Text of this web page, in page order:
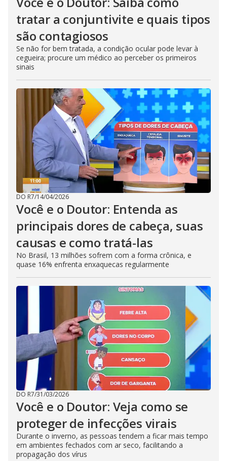
tratar a conjuntivite e quais tipos
são contagiosos
Se não for bem tratada, a condição ocular pode levar à
cegueira; procure um médico ao perceber os primeiros
sinais
DO R7/14/04/2026
Você e o Doutor: Entenda as
principais dores de cabeça, suas
causas e como tratá-las
No Brasil, 13 milhões sofrem com a forma crônica, e
quase 16% enfrenta enxaquecas regularmente
DO R7/31/03/2026
Você e o Doutor: Veja como se
proteger de infecções virais
Durante o inverno, as pessoas tendem a ficar mais tempo
em ambientes fechados com ar seco, facilitando a
propagação dos vírus